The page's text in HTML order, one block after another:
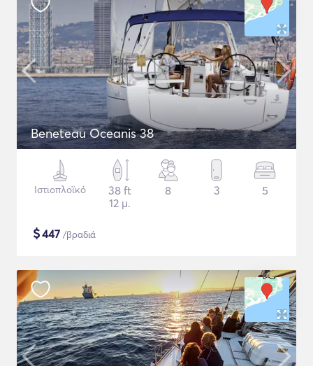
Beneteau Oceanis 38
Ιστιοπλοϊκό
38 ft
12 μ.
8 3 5
$447 /βραδιά